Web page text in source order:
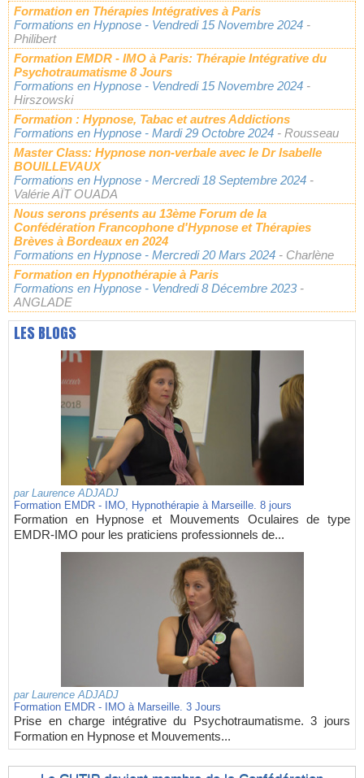
Formation en Thérapies Intégratives à Paris
Formations en Hypnose - Vendredi 15 Novembre 2024 -
Philibert
Formation EMDR - IMO à Paris: Thérapie Intégrative du
Psychotraumatisme 8 Jours
Formations en Hypnose - Vendredi 15 Novembre 2024 -
Hirszowski
Formation : Hypnose, Tabac et autres Addictions
Formations en Hypnose - Mardi 29 Octobre 2024 - Rousseau
Master Class: Hypnose non-verbale avec le Dr Isabelle
BOUILLEVAUX
Formations en Hypnose - Mercredi 18 Septembre 2024 -
Valérie AÏT OUADA
Nous serons présents au 13ème Forum de la
Confédération Francophone d'Hypnose et Thérapies
Brèves à Bordeaux en 2024
Formations en Hypnose - Mercredi 20 Mars 2024 - Charlène
Formation en Hypnothérapie à Paris
Formations en Hypnose - Vendredi 8 Décembre 2023 -
ANGLADE
LES BLOGS
par Laurence ADJADJ
Formation EMDR - IMO, Hypnothérapie à Marseille. 8 jours
Formation en Hypnose et Mouvements Oculaires de type
EMDR-IMO pour les praticiens professionnels de...
par Laurence ADJADJ
Formation EMDR - IMO à Marseille. 3 Jours
Prise en charge intégrative du Psychotraumatisme. 3 jours
Formation en Hypnose et Mouvements...